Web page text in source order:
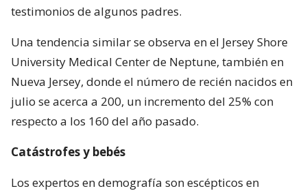
testimonios de algunos padres.
Una tendencia similar se observa en el Jersey Shore
University Medical Center de Neptune, también en
Nueva Jersey, donde el número de recién nacidos en
julio se acerca a 200, un incremento del 25% con
respecto a los 160 del año pasado.
Catástrofes y bebés
Los expertos en demografía son escépticos en